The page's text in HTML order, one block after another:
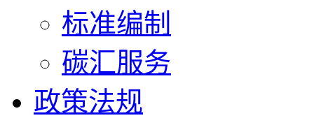
标准编制
碳汇服务
政策法规